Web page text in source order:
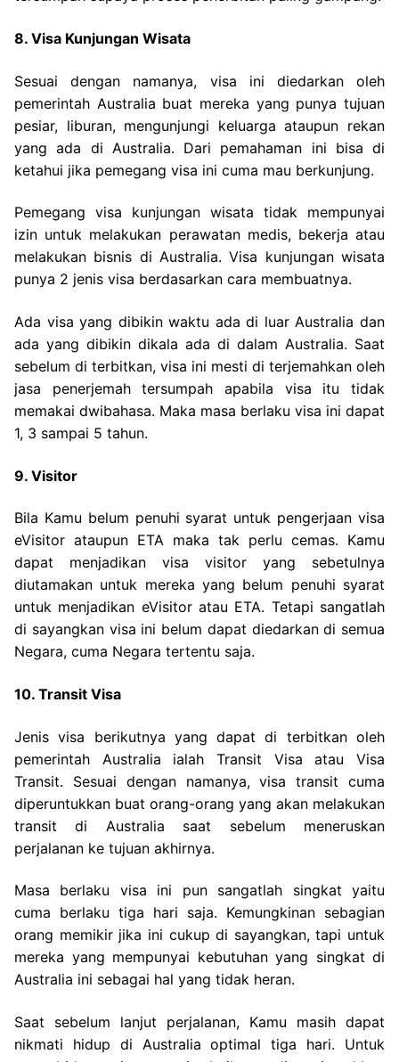
8. Visa Kunjungan Wisata
Sesuai dengan namanya, visa ini diedarkan oleh
pemerintah Australia buat mereka yang punya tujuan
pesiar, liburan, mengunjungi keluarga ataupun rekan
yang ada di Australia. Dari pemahaman ini bisa di
ketahui jika pemegang visa ini cuma mau berkunjung.
Pemegang visa kunjungan wisata tidak mempunyai
izin untuk melakukan perawatan medis, bekerja atau
melakukan bisnis di Australia. Visa kunjungan wisata
punya 2 jenis visa berdasarkan cara membuatnya.
Ada visa yang dibikin waktu ada di luar Australia dan
ada yang dibikin dikala ada di dalam Australia. Saat
sebelum di terbitkan, visa ini mesti di terjemahkan oleh
jasa penerjemah tersumpah apabila visa itu tidak
memakai dwibahasa. Maka masa berlaku visa ini dapat
1, 3 sampai 5 tahun.
9. Visitor
Bila Kamu belum penuhi syarat untuk pengerjaan visa
eVisitor ataupun ETA maka tak perlu cemas. Kamu
dapat menjadikan visa visitor yang sebetulnya
diutamakan untuk mereka yang belum penuhi syarat
untuk menjadikan eVisitor atau ETA. Tetapi sangatlah
di sayangkan visa ini belum dapat diedarkan di semua
Negara, cuma Negara tertentu saja.
10. Transit Visa
Jenis visa berikutnya yang dapat di terbitkan oleh
pemerintah Australia ialah Transit Visa atau Visa
Transit. Sesuai dengan namanya, visa transit cuma
diperuntukkan buat orang-orang yang akan melakukan
transit di Australia saat sebelum meneruskan
perjalanan ke tujuan akhirnya.
Masa berlaku visa ini pun sangatlah singkat yaitu
cuma berlaku tiga hari saja. Kemungkinan sebagian
orang memikir jika ini cukup di sayangkan, tapi untuk
mereka yang mempunyai kebutuhan yang singkat di
Australia ini sebagai hal yang tidak heran.
Saat sebelum lanjut perjalanan, Kamu masih dapat
nikmati hidup di Australia optimal tiga hari. Untuk